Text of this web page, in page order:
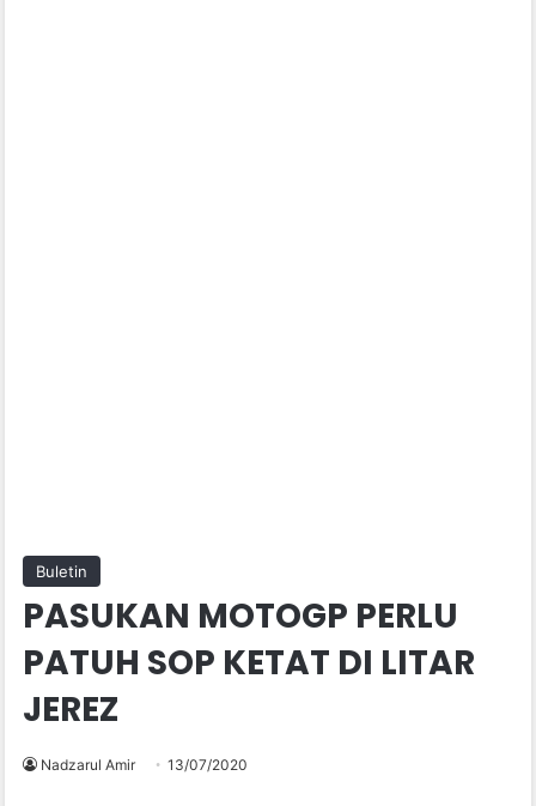
Buletin
PASUKAN MOTOGP PERLU
PATUH SOP KETAT DI LITAR
JEREZ
Nadzarul Amir 13/07/2020